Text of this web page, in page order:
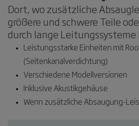
Dort, wo zusätzliche
größere und schwere Teile
durch lange
Leistungsstarke Einheiten mit
(Seitenkanalverdichtung)
Verschiedene Modellversionen
Inklusive Akustikgehäuse
Wenn zusätzliche Absaugung-